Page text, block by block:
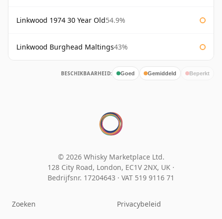
Linkwood 1974 30 Year Old54.9%
Linkwood Burghead Maltings43%
BESCHIKBAARHEID: Goed Gemiddeld Beperkt
© 2026 Whisky Marketplace Ltd.
128 City Road, London, EC1V 2NX, UK ·
Bedrijfsnr. 17204643 · VAT 519 9116 71
Zoeken
Privacybeleid